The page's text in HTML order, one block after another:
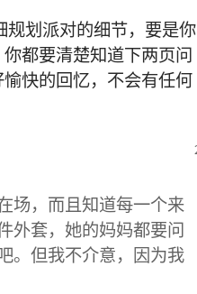
划派对的细节，要是你
都要清楚知道下两页问
快的回忆，不会有任何
场，而且知道每一个来
外套，她的妈妈都要问
。但我不介意，因为我